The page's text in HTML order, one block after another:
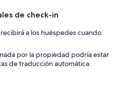
de check-in
a los huéspedes cuando
por la propiedad podría estar
de traducción automática.